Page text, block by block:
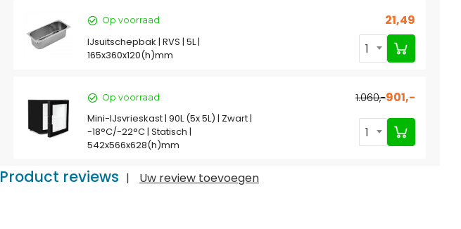
Op voorraad 21,49
IJsuitschepbak | RVS | 5L |
165x360x120(h)mm
1
Op voorraad 1.060,-901,-
Mini-IJsvrieskast | 90L (5x 5L) | Zwart |
-18°C/-22°C | Statisch |
542x566x628(h)mm
1
Product reviews | Uw review toevoegen